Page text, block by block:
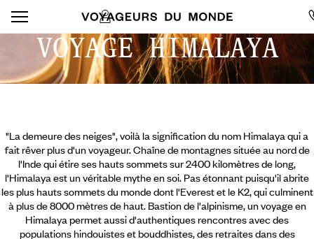
VOYAGE HIMALAYA
"La demeure des neiges", voilà la signification du nom Himalaya qui a
fait rêver plus d'un voyageur. Chaîne de montagnes située au nord de
l'Inde qui étire ses hauts sommets sur 2400 kilomètres de long,
l'Himalaya est un véritable mythe en soi. Pas étonnant puisqu'il abrite
les plus hauts sommets du monde dont l'Everest et le K2, qui culminent
à plus de 8000 mètres de haut. Bastion de l'alpinisme, un voyage en
Himalaya permet aussi d'authentiques rencontres avec des
populations hindouistes et bouddhistes, des retraites dans des